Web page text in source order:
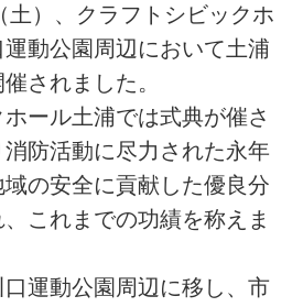
土）、クラフトシビックホ
動公園周辺において土浦
されました。
ール土浦では式典が催さ
防活動に尽力された永年
の安全に貢献した優良分
これまでの功績を称えま
運動公園周辺に移し、市